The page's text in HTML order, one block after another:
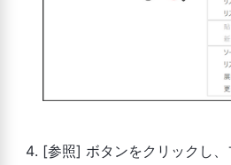
[参照] ボタンをクリックし